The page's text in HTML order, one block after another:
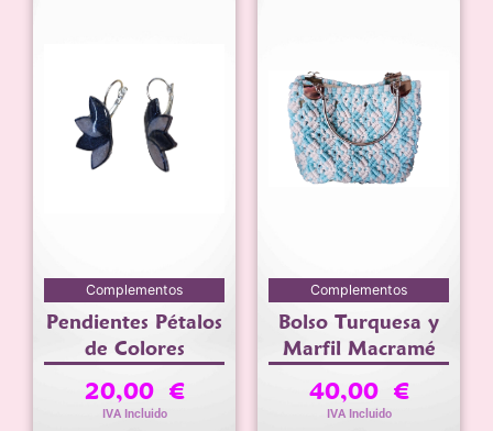
Complementos
Pendientes Pétalos
de Colores
20,00 €
IVA Incluido
Complementos
Bolso Turquesa y
Marfil Macramé
40,00 €
IVA Incluido